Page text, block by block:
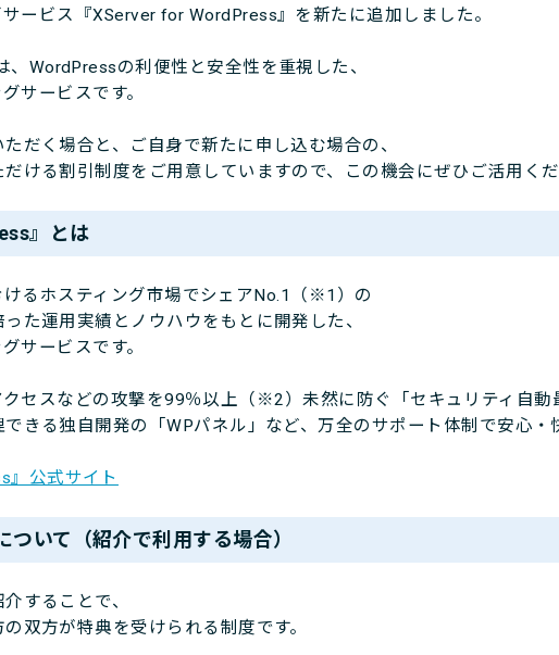
ービス『XServer for WordPress』を新たに追加しました。
、WordPressの利便性と安全性を重視した、
サービスです。
だく場合と、ご自身で新たに申し込む場合の、
ける割引制度をご用意していますので、この機会にぜひご活用く
』とは
るホスティング市場でシェアNo.1（※1）の
た運用実績とノウハウをもとに開発した、
サービスです。
セスなどの攻撃を99％以上（※2）未然に防ぐ「セキュリティ自動
きる独自開発の「WPパネル」など、万全のサポート体制で安心・
』公式サイト
ついて（紹介で利用する場合）
することで、
双方が特典を受けられる制度です。